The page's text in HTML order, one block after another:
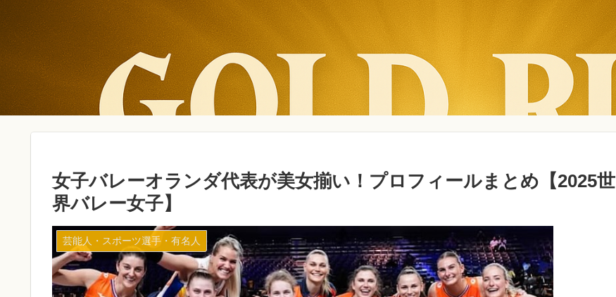
女子バレーオランダ代表が美女揃い！プロフィールまとめ【2025世
界バレー女子】
芸能人・スポーツ選手・有名人